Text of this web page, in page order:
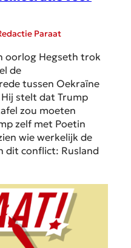
Paraat
oorlog Hegseth trok
de
tussen Oekraïne
stelt dat Trump
zou moeten
zelf met Poetin
wie werkelijk de
dit conflict: Rusland